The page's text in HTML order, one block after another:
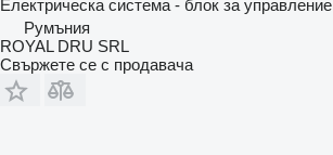
Електрическа система - блок за управление
Румъния
ROYAL DRU SRL
Свържете се с продавача